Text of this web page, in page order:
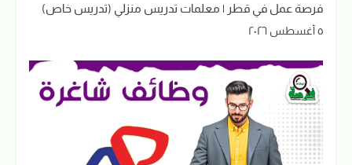
فرصة عمل في قطر | معلمات تدريس منزلي (تدريس خاص)
٥ أغسطس ٢٠٢٦